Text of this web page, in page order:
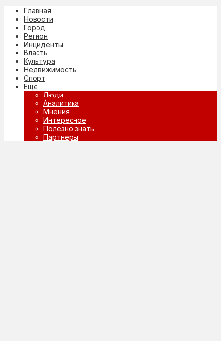
Главная
Новости
Город
Регион
Инциденты
Власть
Культура
Недвижимость
Спорт
Еще
Люди
Аналитика
Мнения
Интересное
Полезно знать
Партнеры